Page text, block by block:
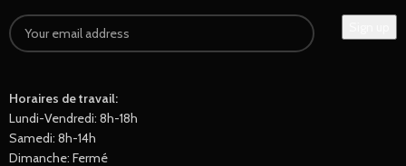
Horaires de travail:
Lundi-Vendredi: 8h-18h
Samedi: 8h-14h
Dimanche: Fermé